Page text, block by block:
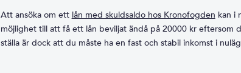
Att ansöka om ett lån med skuldsaldo hos Kronofogden kan i
möjlighet till att få ett lån beviljat ändå på 20000 kr eftersom
ställa är dock att du måste ha en fast och stabil inkomst i